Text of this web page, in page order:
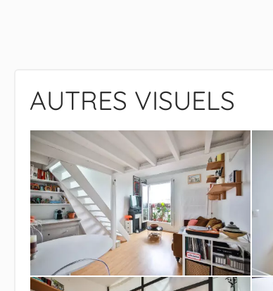
AUTRES VISUELS